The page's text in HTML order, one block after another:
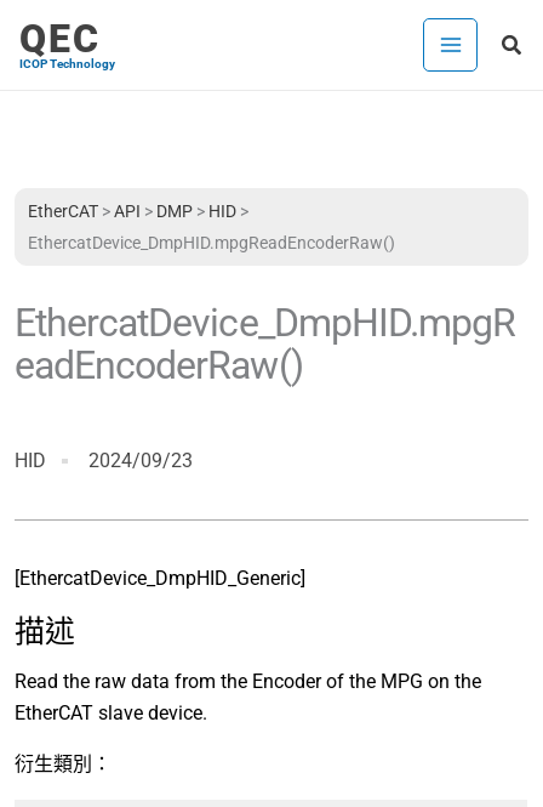
QEC
ICOP Technology
搜
EtherCAT >API > DMP > HID >
EthercatDevice_DmpHID.mpgReadEncoderRaw()
EthercatDevice_DmpHID.mpgR
eadEncoderRaw()
HID 2024/09/23
[EthercatDevice_DmpHID_Generic]
描述
Read the raw data from the Encoder of the MPG on the
EtherCAT slave device.
衍生類別：